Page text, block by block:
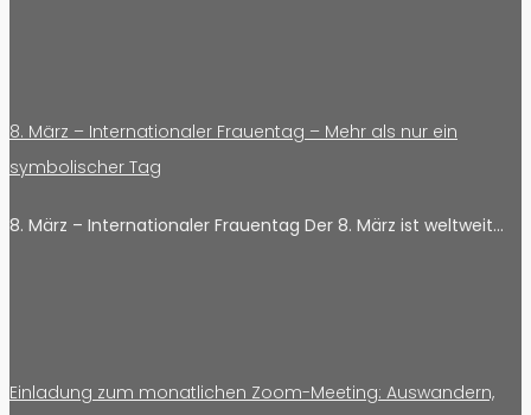
8. März – Internationaler Frauentag – Mehr als nur ein
symbolischer Tag
8. März – Internationaler Frauentag Der 8. März ist weltweit…
Einladung zum monatlichen Zoom-Meeting: Auswandern,